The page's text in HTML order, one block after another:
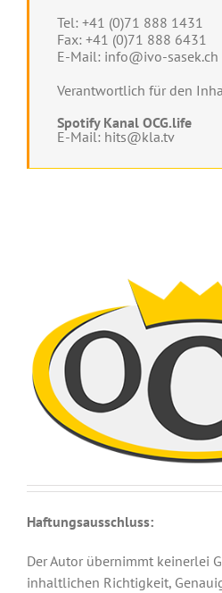
Tel: +41 (0)71 888 1431
Fax: +41 (0)71 888 6431
E-Mail: info@ivo-sasek.ch
Verantwortlich für den
Spotify Kanal OCG.life
E-Mail: hits@kla.tv
Haftungsausschluss:
Der Autor übernimmt keinerlei
inhaltlichen Richtigkeit,